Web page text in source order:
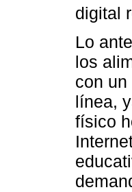
digital
Lo
los
con
línea,
físico